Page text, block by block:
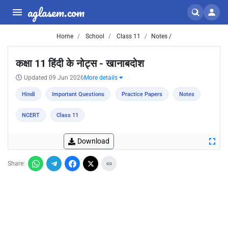
aglasem.com
Home School Class 11 Notes /
कक्षा 11 हिंदी के नोट्स - खानाबदोश
Updated 09 Jun 2026 More details
Hindi Important Questions Practice Papers Notes
NCERT Class 11
Download
Share: